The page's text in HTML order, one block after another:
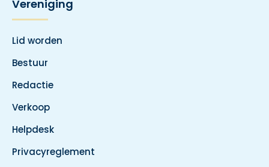
Vereniging
Lid worden
Bestuur
Redactie
Verkoop
Helpdesk
Privacyreglement